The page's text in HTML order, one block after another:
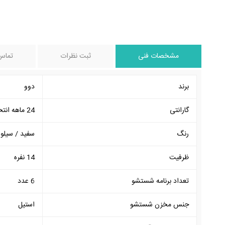
مشخصات فنی ثبت نظرات
برند
دوو
گارانتی
24 ماهه انتخاب سرویس
رنگ
سفید /
ظرفیت
14 نفره
تعداد برنامه شستشو
6 عدد
جنس مخزن شستشو
استیل